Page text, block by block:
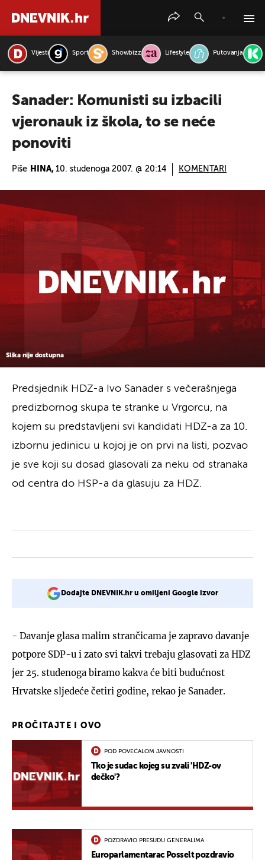
Vijesti Sport Showbizz Lifestyle Putovanja
Sanader: Komunisti su izbacili
vjeronauk iz škola, to se neće
ponoviti
Piše HINA, 10. studenoga 2007. @ 20:14 KOMENTARI
Slika nije dostupna
Predsjednik HDZ-a Ivo Sanader s večerašnjega
predizbornog skupa te stranke u Vrgorcu, na
kojem su predstavljeni svi kandidati HDZ-a za 10.
izbornu jedinicu u kojoj je on prvi na listi, pozvao
je sve koji su dosad glasovali za neku od stranaka
od centra do HSP-a da glasuju za HDZ.
Dodajte DNEVNIK.hr u omiljeni Google izvor
- Davanje glasa malim strančicama je zapravo davanje
potpore SDP-u i zato svi takvi trebaju glasovati za HDZ
jer 25. studenoga biramo kakva će biti budućnost
Hrvatske sljedeće četiri godine, rekao je Sanader.
PROČITAJTE I OVO
POD POVEĆALOM JAVNOSTI
Tko je sudac kojeg su zvali 'HDZ-ov
dečko'?
POZDRAVIO PRESUDU GENERALIMA
Europarlamentarac Posselt pozdravio
PRETRAŽITE VIJESTI